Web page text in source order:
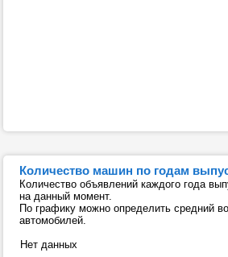
Количество машин по годам
Количество объявлений каждого года
на данный момент.
По графику можно определить средний
автомобилей.
Нет данных